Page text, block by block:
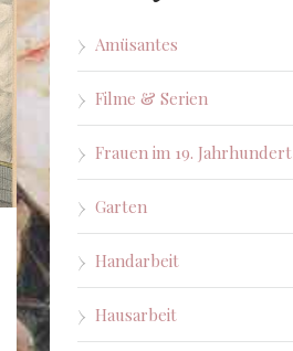
Amüsantes
Filme & Serien
Frauen im 19. Jahrhundert
Garten
Handarbeit
Hausarbeit